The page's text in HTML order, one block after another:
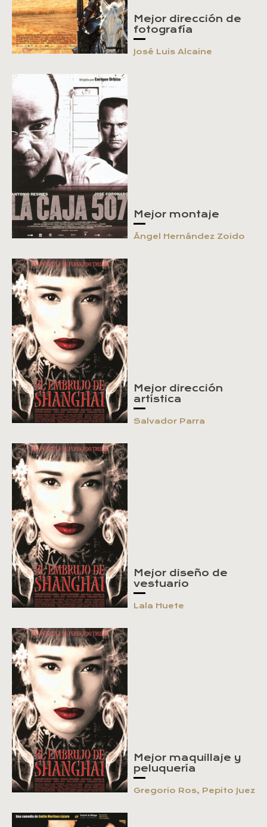
Mejor dirección de
fotografía
José Luis Alcaine
Mejor montaje
Ángel Hernández Zoido
Mejor dirección
artística
Salvador Parra
Mejor diseño de
vestuario
Lala Huete
Mejor maquillaje y
peluquería
Gregorio Ros, Pepito Juez